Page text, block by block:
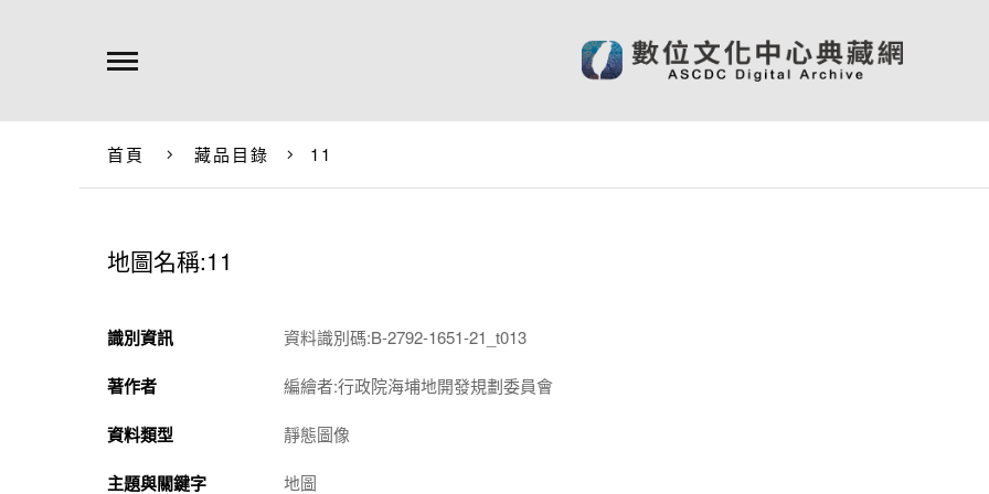
首頁 藏品目錄 11
地圖名稱:11
識別資訊 資料識別碼:B-2792-1651-21_t013
著作者 編繪者:行政院海埔地開發規劃委員會
資料類型 靜態圖像
主題與關鍵字 地圖